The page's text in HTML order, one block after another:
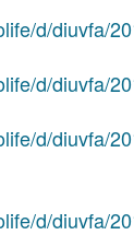
d/diuvfa/
d/diuvfa/
d/diuvfa/
d/diuvfa/